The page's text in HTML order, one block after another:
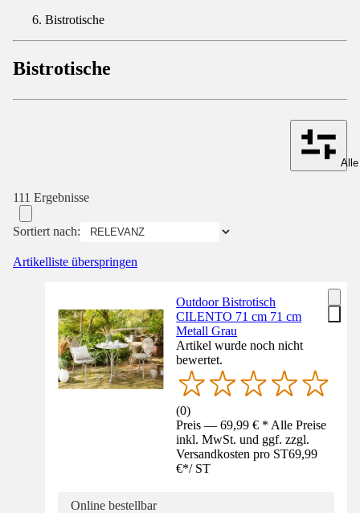
Bistrotische
Bistrotische
111 Ergebnisse
Sortiert nach:
Artikelliste überspringen
Outdoor Bistrotisch
CILENTO 71 cm 71 cm
Metall Grau
Artikel wurde noch nicht
bewertet.
(0)
Preis — 69,99 € * Alle Preise
inkl. MwSt. und ggf. zzgl.
Versandkosten pro ST69,99
€*/ ST
Online bestellbar